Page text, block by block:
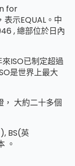
for
示EQUAL。中
, 總部位於日內
ISO已制定超過
是世界上最大
， 大約二十多個
BS(英
。